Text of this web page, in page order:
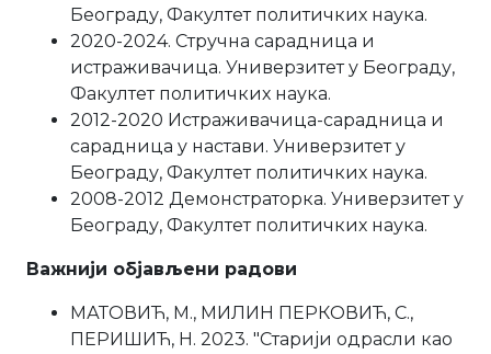
Београду, Факултет политичких наука.
2020-2024. Стручна сарадница и
истраживачица. Универзитет у Београду,
Факултет политичких наука.
2012-2020 Истраживачица-сарадница и
сарадница у настави. Универзитет у
Београду, Факултет политичких наука.
2008-2012 Демонстраторка. Универзитет у
Београду, Факултет политичких наука.
Важнији објављени радови
МАТОВИЋ, М., МИЛИН ПЕРКОВИЋ, С.,
ПЕРИШИЋ, Н. 2023. "Старији одрасли као